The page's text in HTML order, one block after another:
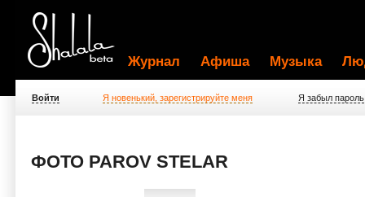
Журнал Афиша Музыка
Войти Я новенький, зарегистрируйте меня Я забыл пароль
ФОТО PAROV STELAR